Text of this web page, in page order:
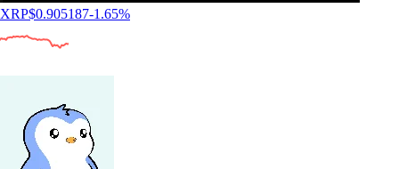
XRP$0.905187-1.65%